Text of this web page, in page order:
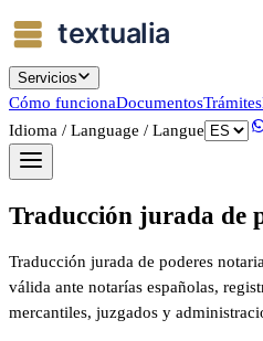
Servicios
Cómo funcionaDocumentosTrámites
Idioma / Language / Langue
Traducción jurada de
Traducción jurada de poderes
válida ante notarías españolas,
mercantiles, juzgados y